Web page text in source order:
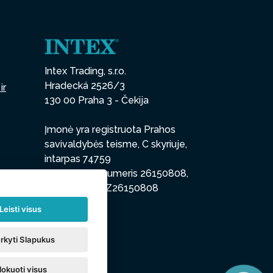
Intex Trading, s.r.o.
Hradecká 2526/3
130 00 Praha 3 - Čekija
Įmonė yra registruota Prahos
savivaldybės teisme, C skyriuje,
intarpas 74759
regsitracijos numeris 26150808,
PVM kodas CZ26150808
Leisti visus
Slapukus
visus